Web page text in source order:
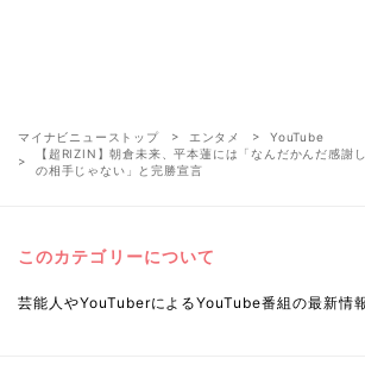
マイナビニューストップ エンタメ
YouTube
【超RIZIN】朝倉未来、平本蓮には「なんだかんだ感謝
の相手じゃない」と完勝宣言
このカテゴリーについて
芸能人やYouTuberによるYouTube番組の最新情